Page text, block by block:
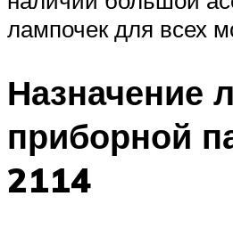
лампочек для всех
Назначение
приборной
2114